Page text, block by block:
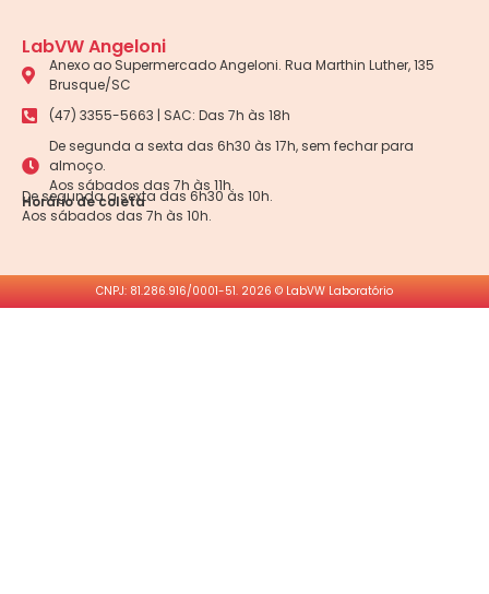
LabVW Angeloni
Anexo ao Supermercado Angeloni. Rua Marthin Luther, 135
Brusque/SC
(47) 3355-5663 | SAC: Das 7h às 18h
De segunda a sexta das 6h30 às 17h, sem fechar para
almoço.
Aos sábados das 7h às 11h.
Horário de coleta
De segunda a sexta das 6h30 às 10h.
Aos sábados das 7h às 10h.
CNPJ: 81.286.916/0001-51. 2026 © LabVW Laboratório